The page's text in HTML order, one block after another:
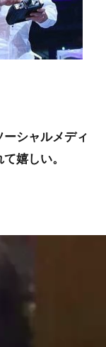
シャルメディ
嬉しい。